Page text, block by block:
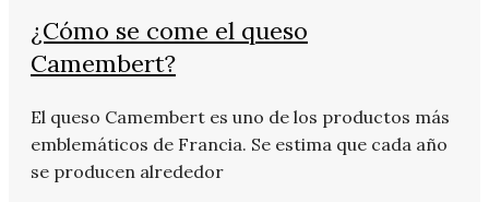
¿Cómo se come el queso
Camembert?
El queso Camembert es uno de los productos más
emblemáticos de Francia. Se estima que cada año
se producen alrededor